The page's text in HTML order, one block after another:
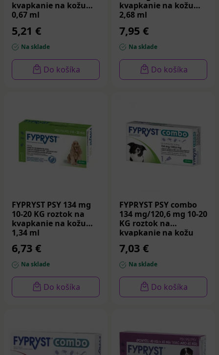
kvapkanie na kožu
0,67 ml
5,21 €
Na sklade
Do košíka
kvapkanie na kožu
2,68 ml
7,95 €
Na sklade
Do košíka
FYPRYST PSY 134 mg
10-20 KG roztok na
kvapkanie na kožu
1,34 ml
6,73 €
Na sklade
Do košíka
FYPRYST PSY combo
134 mg/120,6 mg 10-20
KG roztok na
kvapkanie na kožu
7,03 €
Na sklade
Do košíka